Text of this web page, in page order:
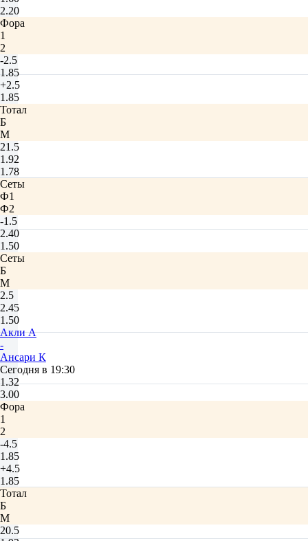
2.20
Фора
1
2
-2.5
1.85
+2.5
1.85
Тотал
Б
М
21.5
1.92
1.78
Сеты
Ф1
Ф2
-1.5
2.40
1.50
Сеты
Б
М
2.5
2.45
1.50
Акли А
-
Ансари К
Сегодня в 19:30
1.32
3.00
Фора
1
2
-4.5
1.85
+4.5
1.85
Тотал
Б
М
20.5